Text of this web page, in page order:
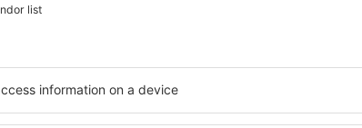
Courtyard by Marriott Easton-Columbus
311€
Columbus, 14 august 2026, 2 nopți